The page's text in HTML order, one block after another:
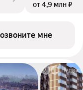
от 4,9 млн ₽
мне